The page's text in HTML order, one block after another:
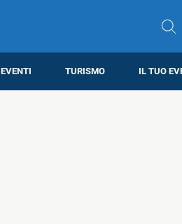
TURISMO IL TUO